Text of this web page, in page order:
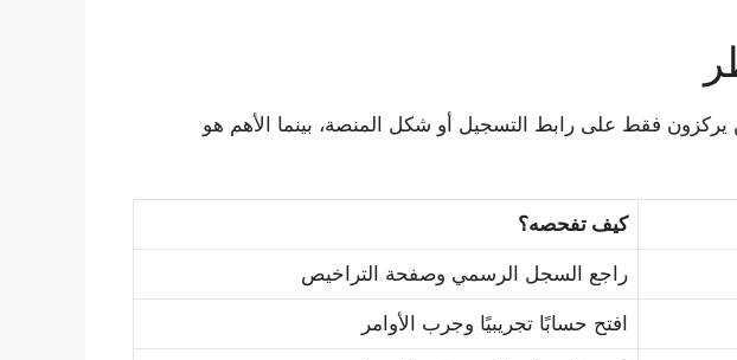
فقط على رابط التسجيل أو شكل المنصة، بينما الأهم هو
كيف تفحصه؟
راجع السجل الرسمي وصفحة التراخيص
افتح حسابًا تجريبيًا وجرب الأوامر